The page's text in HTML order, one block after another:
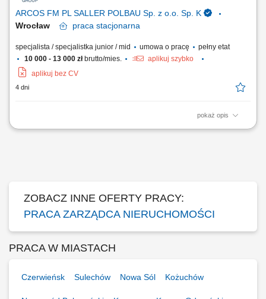
wyposażenia oraz zgłaszanie potrzeb...
ARCOS FM PL SALLER POLBAU Sp. z o.o. Sp. K
Wrocław
praca stacjonarna
specjalista / specjalistka junior / mid umowa o pracę
pełny etat
10 000 - 13 000 złbrutto/mies.
aplikuj szybko
aplikuj bez CV
4 dni
pokaż opis
Ciekawe projekty Zarządzanie nieruchomościami: Samodzielnie
ZOBACZ INNE OFERTY PRACY:
PRACA ZARZĄDCA NIERUCHOMOŚCI
PRACA W MIASTACH
Czerwieńsk Sulechów Nowa Sól Kożuchów